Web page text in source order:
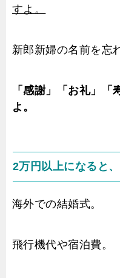
すよ。
新郎新婦の名前を忘
「感謝」「お礼」
よ。
2万円以上になると、
海外での結婚式。
飛行機代や宿泊費。